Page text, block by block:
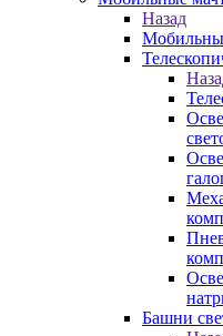
Назад
Башни